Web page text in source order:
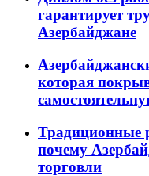
гарантирует
Азербайджане
которая
Традиционные
почему
торговли